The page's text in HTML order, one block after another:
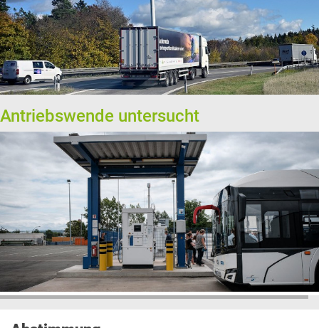
Antriebswende untersucht